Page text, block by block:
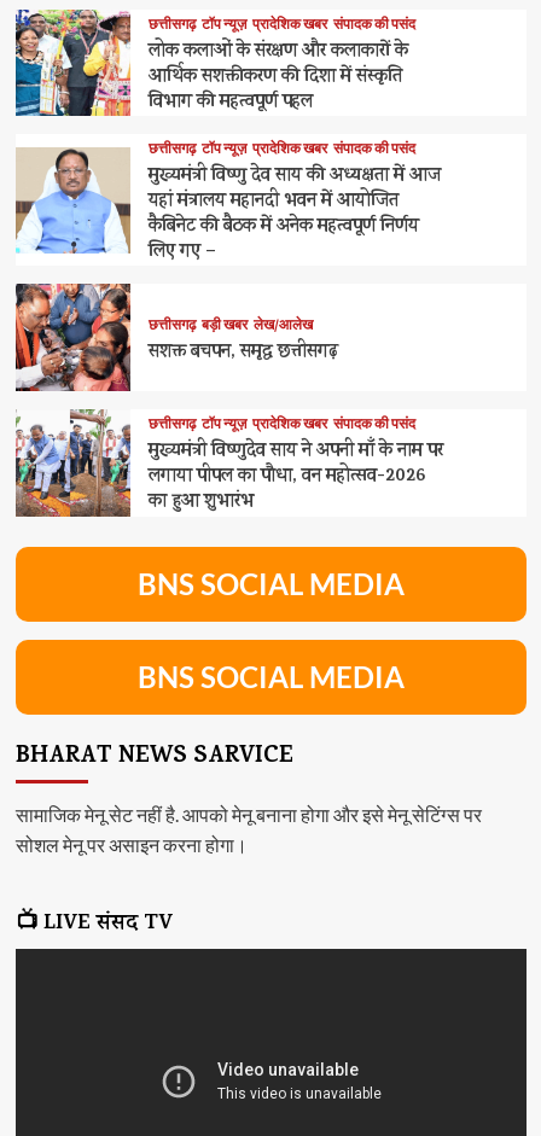
छत्तीसगढ़ टॉप न्यूज़ प्रादेशिक खबर संपादक की पसंद
लोक कलाओं के संरक्षण और कलाकारों के
आर्थिक सशक्तीकरण की दिशा में संस्कृति
विभाग की महत्वपूर्ण पहल
छत्तीसगढ़ टॉप न्यूज़ प्रादेशिक खबर संपादक की पसंद
मुख्यमंत्री विष्णु देव साय की अध्यक्षता में आज
यहां मंत्रालय महानदी भवन में आयोजित
कैबिनेट की बैठक में अनेक महत्वपूर्ण निर्णय
लिए गए –
छत्तीसगढ़ बड़ी खबर लेख/आलेख
सशक्त बचपन, समृद्ध छत्तीसगढ़
छत्तीसगढ़ टॉप न्यूज़ प्रादेशिक खबर संपादक की पसंद
मुख्यमंत्री विष्णुदेव साय ने अपनी माँ के नाम पर
लगाया पीपल का पौधा, वन महोत्सव-2026
का हुआ शुभारंभ
BNS SOCIAL MEDIA
BNS SOCIAL MEDIA
BHARAT NEWS SARVICE
सामाजिक मेनू सेट नहीं है. आपको मेनू बनाना होगा और इसे मेनू सेटिंग्स पर
सोशल मेनू पर असाइन करना होगा।
📺 LIVE संसद TV